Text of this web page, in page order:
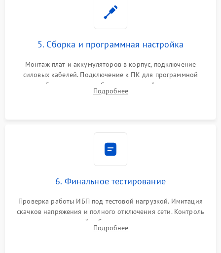
5. Сборка и программная настройка
Монтаж плат и аккумуляторов в корпус, подключение
силовых кабелей. Подключение к ПК для программной
калибровки констант батареи, настройки порогов
срабатывания AVR и сброса счетчиков старения АКБ.
Подробнее
6. Финальное тестирование
Проверка работы ИБП под тестовой нагрузкой. Имитация
скачков напряжения и полного отключения сети. Контроль
времени автономной работы, температурного режима и
корректности формы выходного сигнала.
Подробнее